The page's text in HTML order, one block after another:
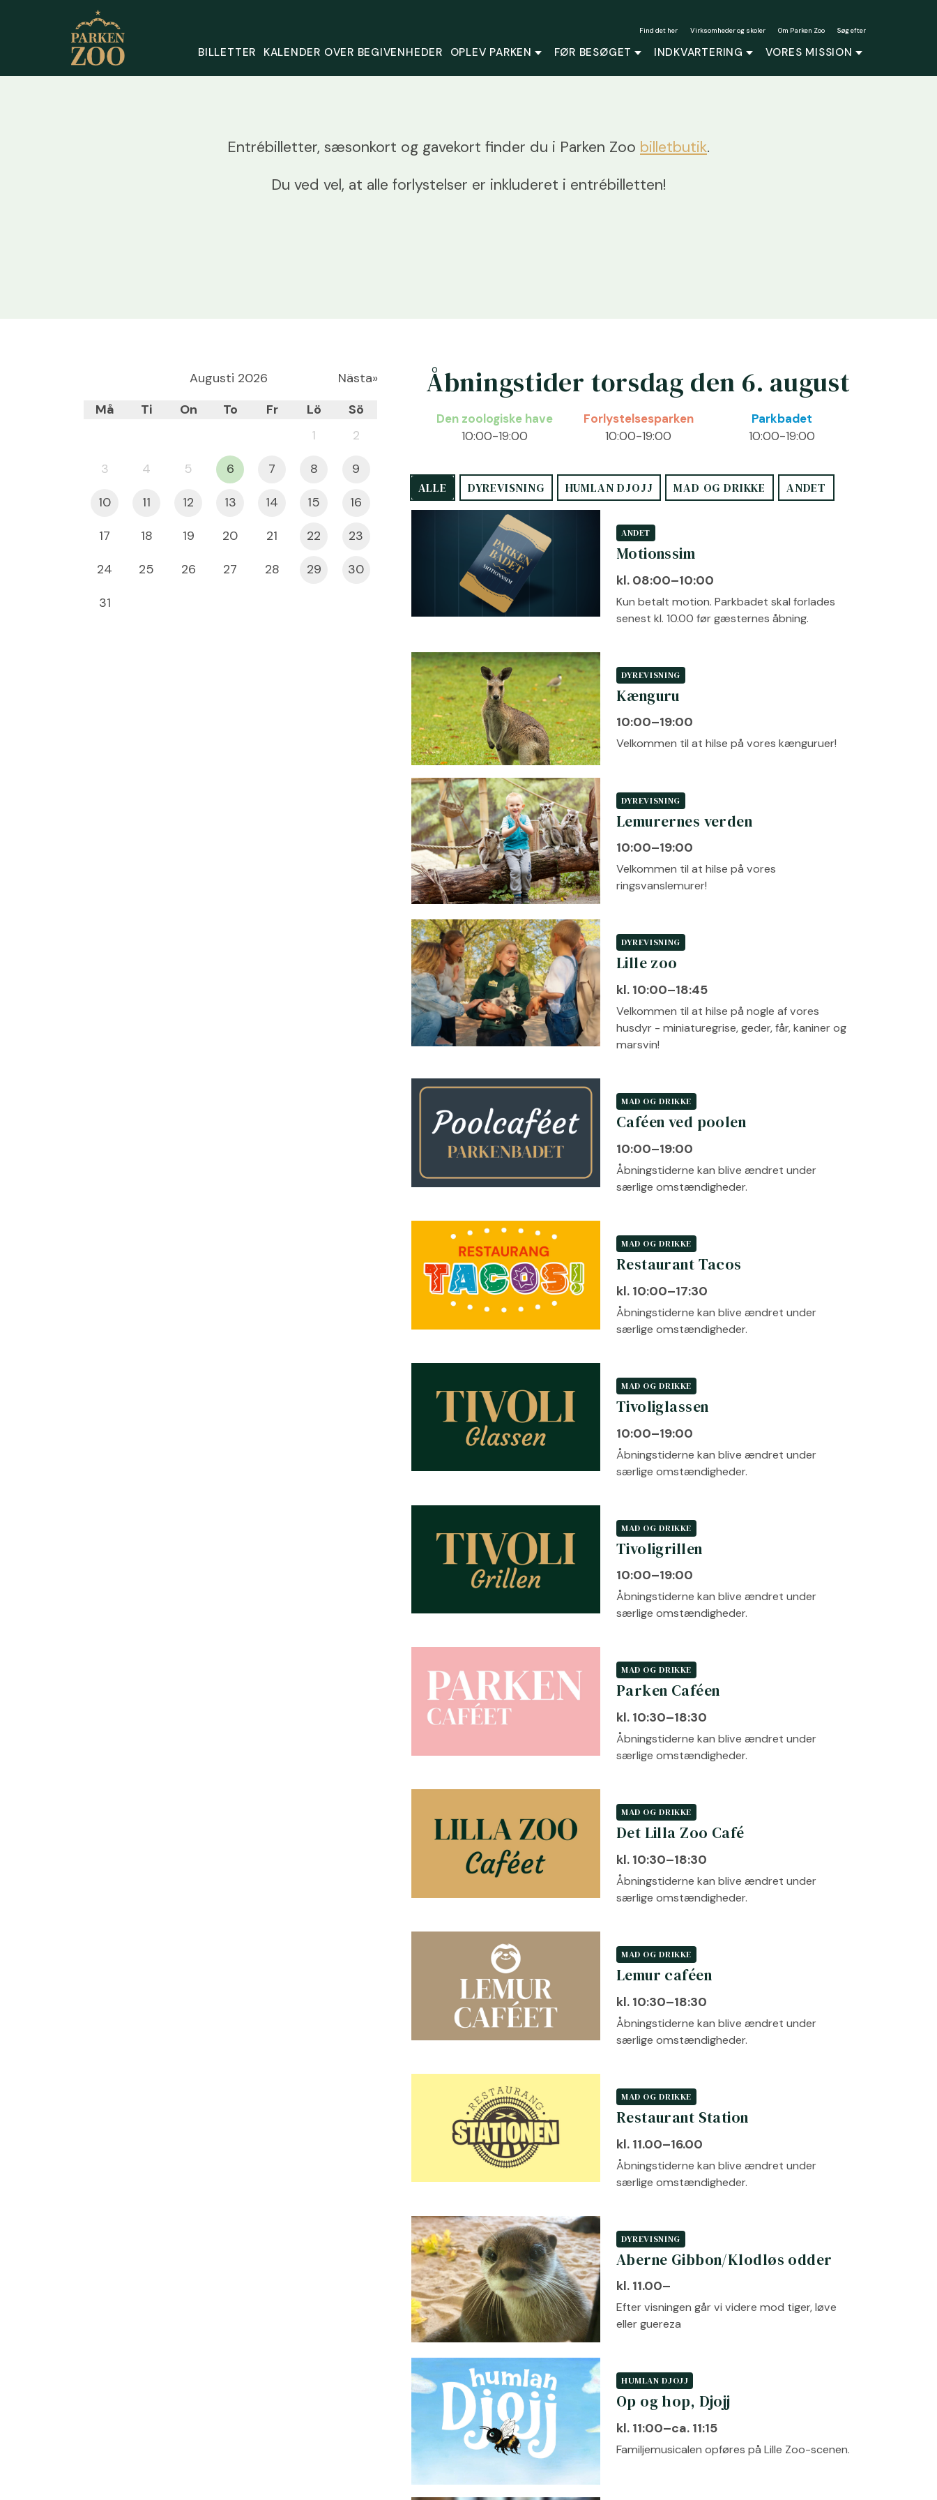
BILLETTER KALENDER OVER BEGIVENHEDER OPLEV PARKEN FØR BESØGET INDKVARTERING VORES MISSION
Find det her Virksomheder og skoler Om Parken Zoo Søg efter
Entrébilletter, sæsonkort og gavekort finder du i Parken Zoo billetbutik.
Du ved vel, at alle forlystelser er inkluderet i entrébilletten!
Nästa»
Augusti 2026
Må
Ti On To Fr Lö
Sö
1
2
3
4 5 6 7 8
9
10
11 12 13 14 15
16
17
18 19 20 21 22
23
24
25 26 27 28 29
30
31
Åbningstider torsdag den 6. august
Den zoologiske have
10:00-19:00
Forlystelsesparken
10:00-19:00
Parkbadet
10:00-19:00
ALLE DYREVISNING HUMLAN DJOJJ MAD OG DRIKKE ANDET
ANDET
Motionssim
kl. 08:00–10:00
Kun betalt motion. Parkbadet skal forlades
senest kl. 10.00 før gæsternes åbning.
DYREVISNING
Kænguru
10:00–19:00
Velkommen til at hilse på vores kænguruer!
DYREVISNING
Lemurernes verden
10:00–19:00
Velkommen til at hilse på vores
ringsvanslemurer!
DYREVISNING
Lille zoo
kl. 10:00–18:45
Velkommen til at hilse på nogle af vores
husdyr - miniaturegrise, geder, får, kaniner og
marsvin!
MAD OG DRIKKE
Caféen ved poolen
10:00–19:00
Åbningstiderne kan blive ændret under
særlige omstændigheder.
MAD OG DRIKKE
Restaurant Tacos
kl. 10:00–17:30
Åbningstiderne kan blive ændret under
særlige omstændigheder.
MAD OG DRIKKE
Tivoliglassen
10:00–19:00
Åbningstiderne kan blive ændret under
særlige omstændigheder.
MAD OG DRIKKE
Tivoligrillen
10:00–19:00
Åbningstiderne kan blive ændret under
særlige omstændigheder.
MAD OG DRIKKE
Parken Caféen
kl. 10:30–18:30
Åbningstiderne kan blive ændret under
særlige omstændigheder.
MAD OG DRIKKE
Det Lilla Zoo Café
kl. 10:30–18:30
Åbningstiderne kan blive ændret under
særlige omstændigheder.
MAD OG DRIKKE
Lemur caféen
kl. 10:30–18:30
Åbningstiderne kan blive ændret under
særlige omstændigheder.
MAD OG DRIKKE
Restaurant Station
kl. 11.00–16.00
Åbningstiderne kan blive ændret under
særlige omstændigheder.
DYREVISNING
Aberne Gibbon/Klodløs odder
kl. 11.00–
Efter visningen går vi videre mod tiger, løve
eller guereza
HUMLAN DJOJJ
Op og hop, Djojj
kl. 11:00–ca. 11:15
Familjemusicalen opføres på Lille Zoo-scenen.